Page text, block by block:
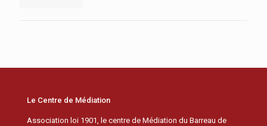
Le Centre de Médiation
Association loi 1901, le centre de Médiation du Barreau de